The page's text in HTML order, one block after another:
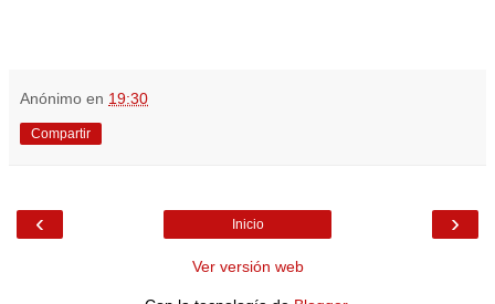
Anónimo en 19:30
Compartir
‹ ›
Inicio
Ver versión web